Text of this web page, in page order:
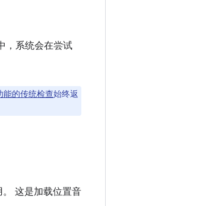
，系统会在尝试
能的传统检查始终返
。 这是加载位置音